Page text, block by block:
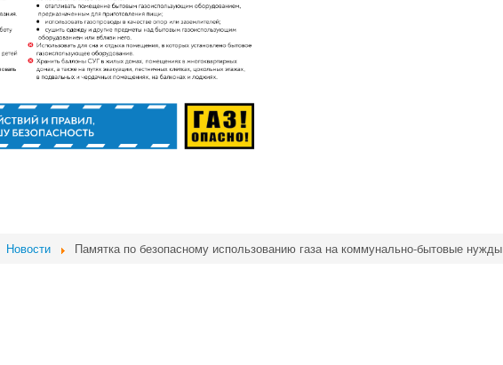
Новости Памятка по безопасному использованию газа на коммунально-бытовые нужды